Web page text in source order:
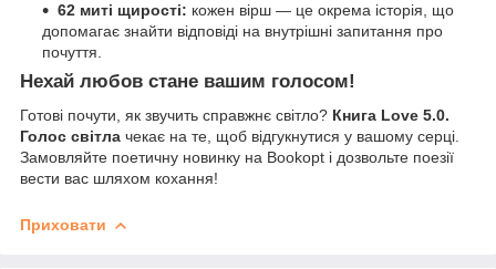
62 миті щирості: кожен вірш — це окрема історія, що
допомагає знайти відповіді на внутрішні запитання про
почуття.
Нехай любов стане вашим голосом!
Готові почути, як звучить справжнє світло? Книга Love 5.0.
Голос світла чекає на те, щоб відгукнутися у вашому серці.
Замовляйте поетичну новинку на Bookopt і дозвольте поезії
вести вас шляхом кохання!
Приховати